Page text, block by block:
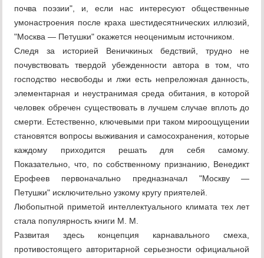
почва поэзии", и, если нас интересуют общественные
умонастроения после краха шестидесятнических иллюзий,
"Москва — Петушки" окажется неоценимым источником.
Следя за историей Веничкиных бедствий, трудно не
почувствовать твердой убежденности автора в том, что
господство несвободы и лжи есть непреложная данность,
элементарная и неустранимая среда обитания, в которой
человек обречен существовать в лучшем случае вплоть до
смерти. Естественно, ключевыми при таком мироощущении
становятся вопросы выживания и самосохранения, которые
каждому приходится решать для себя самому.
Показательно, что, по собственному признанию, Венедикт
Ерофеев первоначально предназначал "Москву —
Петушки" исключительно узкому кругу приятелей.
Любопытной приметой интеллектуального климата тех лет
стала популярность книги М. М.
Развитая здесь концепция карнавального смеха,
противостоящего авторитарной серьезности официальной